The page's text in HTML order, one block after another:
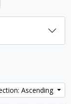
Ascending